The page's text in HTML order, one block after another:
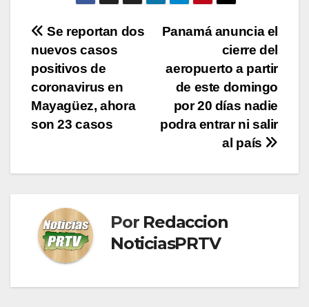
Navegación
de
entradas
Panamá anuncia el
cierre del
aeropuerto a partir
de este domingo
por 20 días nadie
podra entrar ni salir
al país
Se reportan dos
nuevos casos
positivos de
coronavirus en
Mayagüez, ahora
son 23 casos
Por Redaccion
NoticiasPRTV